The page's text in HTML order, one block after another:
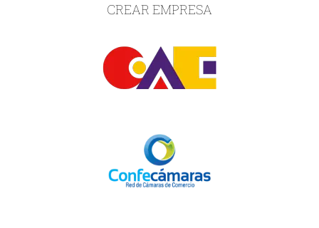
CREAR EMPRESA